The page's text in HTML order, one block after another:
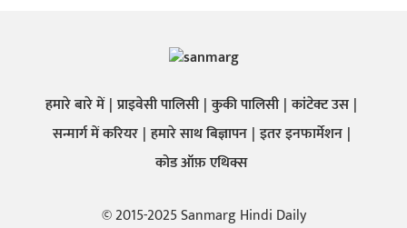
हमारे बारे में प्राइवेसी पालिसी कुकी पालिसी कांटेक्ट उस
सन्मार्ग में करियर हमारे साथ बिज्ञापन इतर इनफार्मेशन
कोड ऑफ़ एथिक्स
© 2015-2025 Sanmarg Hindi Daily